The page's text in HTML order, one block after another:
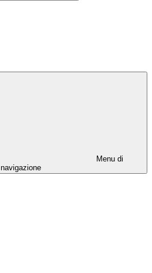
Menu di
navigazione